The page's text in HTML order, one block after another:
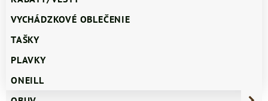
VYCHÁDZKOVÉ OBLEČENIE
TAŠKY
PLAVKY
ONEILL